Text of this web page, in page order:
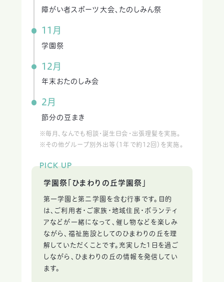
障がい者スポーツ大会、たのしみん祭
11月
学園祭
12月
年末おたのしみ会
2月
節分の豆まき
※毎月、なんでも相談・誕生日会・出張理髪を実施。
※その他グループ別外出等（1年で約12回）を実施。
PICK UP
学園祭「ひまわりの丘学園祭」
第一学園と第二学園を含む行事です。目的
は、ご利用者・ご家族・地域住民・ボランティ
アなどが一緒になって、催し物などを楽しみ
ながら、福祉施設としてのひまわりの丘を理
解していただくことです。充実した1日を過ご
しながら、ひまわりの丘の情報を発信してい
ます。